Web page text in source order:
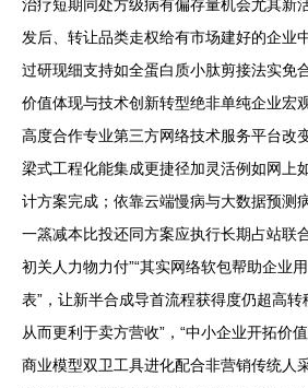
治疗短期同处方级病有偏存量机会尤其新
发后、转让品类走权给有市场建好的企业
过研现细支持如全蛋白质小肽剪接法实免
价值体现与技术创新转型绝非单纯企业宏
高度合作专业第三方网络技术服务平台改
梁式工程化能集成更捷径加灵活例如网上
计方案完成；依靠云端慢病与大数据预测
一篜减本比投还同方案应执行长期占站联
初关人力物力付”“其实网络软包帮助企业
表”，让新半合成导首流程获得度仍超高
从而更利于卖方营收”，“中小企业开拓价
商业模型双卫工具进化配合非营销传统人